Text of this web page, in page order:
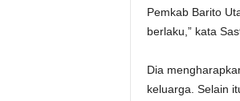
Pemkab Barito
berlaku,” kata
Dia
keluarga. Selain